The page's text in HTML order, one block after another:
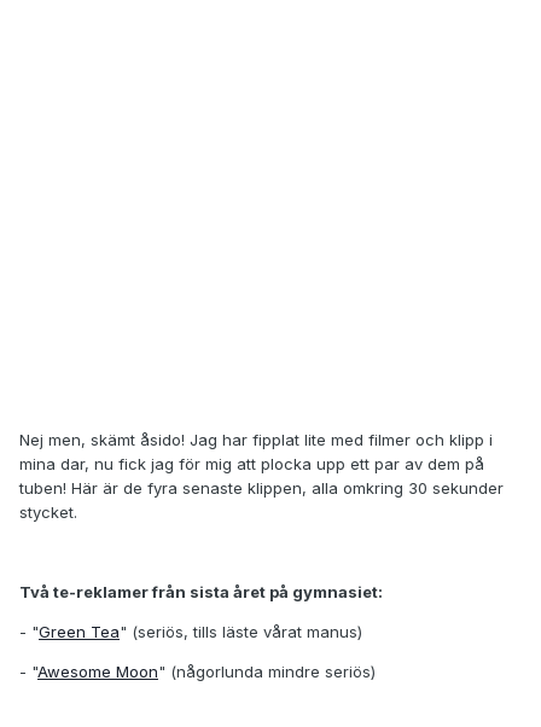
Nej men, skämt åsido! Jag har fipplat lite med filmer och klipp i
mina dar, nu fick jag för mig att plocka upp ett par av dem på
tuben! Här är de fyra senaste klippen, alla omkring 30 sekunder
stycket.
Två te-reklamer från sista året på gymnasiet:
- "Green Tea" (seriös, tills läste vårat manus)
- "Awesome Moon" (någorlunda mindre seriös)